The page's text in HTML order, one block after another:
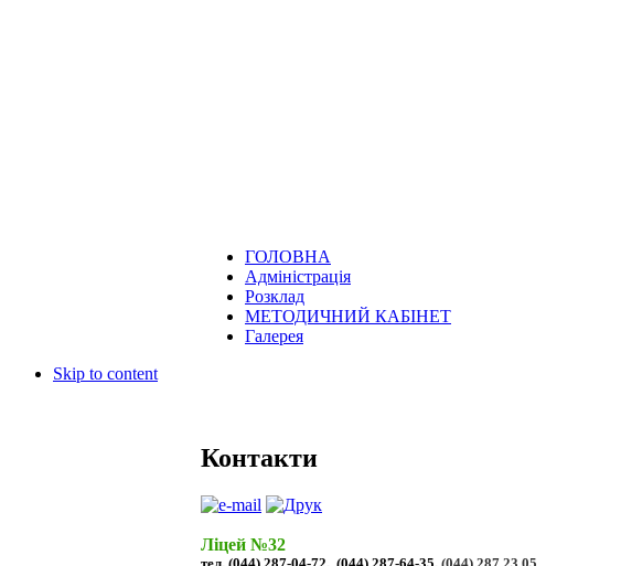
ГОЛОВНА
Адміністрація
Розклад
МЕТОДИЧНИЙ КАБІНЕТ
Галерея
Skip to content
Контакти
Ліцей №32